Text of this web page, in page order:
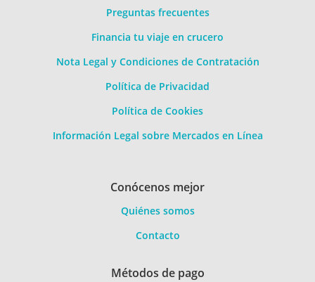
Preguntas frecuentes
Financia tu viaje en crucero
Nota Legal y Condiciones de Contratación
Política de Privacidad
Política de Cookies
Información Legal sobre Mercados en Línea
Conócenos mejor
Quiénes somos
Contacto
Métodos de pago